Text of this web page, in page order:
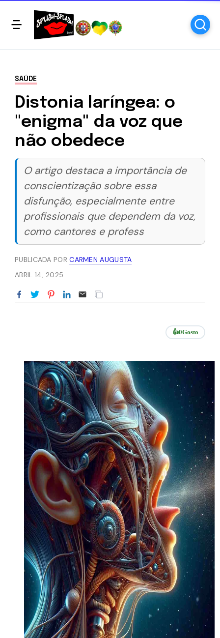
SAÚDE
Distonia laríngea: o
"enigma" da voz que
não obedece
O artigo destaca a importância de
conscientização sobre essa
disfunção, especialmente entre
profissionais que dependem da voz,
como cantores e profess
PUBLICADA PORCARMEN AUGUSTA
ABRIL 14, 2025
👍0Gosto